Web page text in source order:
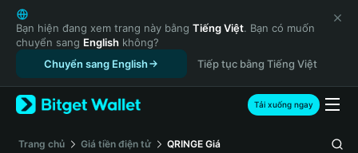
English
日本語
Tiếng Việt
Русский
Español (Latinoamérica)
Türkçe
Français
Bạn hiện đang xem trang này bằng Tiếng Việt. Bạn có muốn
chuyển sang English không?
Chuyển sang English
Tiếp tục bằng Tiếng Việt
Tải xuống ngay
‌Trang chủ Giá tiền điện tử QRINGE Giá